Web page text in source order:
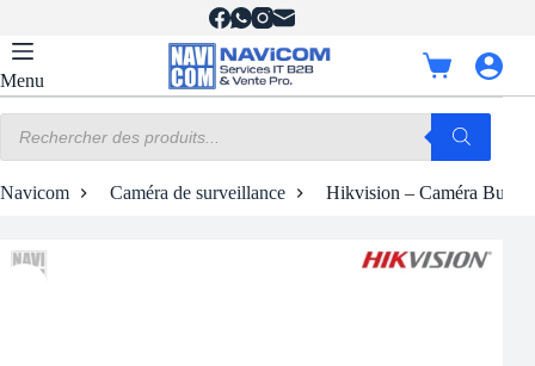
contenu
Menu
Panier
d’achat
produits
Navicom Caméra de surveillance Hikvision – Caméra